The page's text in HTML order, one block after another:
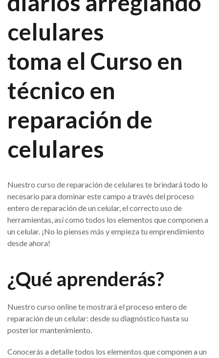
celulares
toma el Curso en
técnico en
reparación de
celulares
Nuestro curso de reparación de celulares te brindará todo lo
necesario para dominar este campo a través del proceso
entero de reparación de un celular, el correcto uso de
herramientas, así como todos los elementos que componen a
un celular. ¡No lo pienses más y empieza tu emprendimiento
desde ahora!
¿Qué aprenderás?
Nuestro curso online te mostrará el proceso entero de
reparación de un celular: desde su diagnóstico hasta su
posterior mantenimiento.
Conocerás a detalle todos los elementos que componen a un